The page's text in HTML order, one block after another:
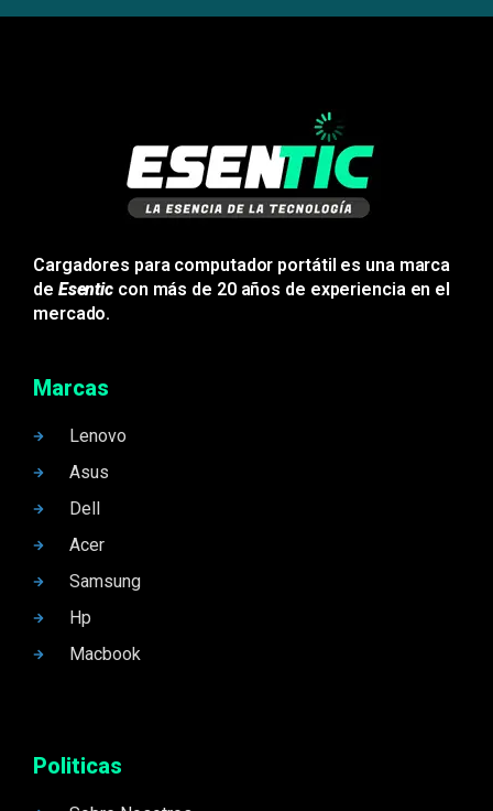
Cargadores para computador portátil es una marca
de Esentic con más de 20 años de experiencia en el
mercado.
Marcas
Lenovo
Asus
Dell
Acer
Samsung
Hp
Macbook
Politicas